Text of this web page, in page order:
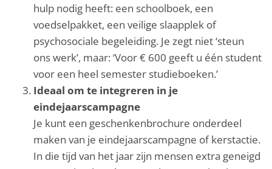
hulp nodig heeft: een schoolboek, een
voedselpakket, een veilige slaapplek of
psychosociale begeleiding. Je zegt niet ‘steun
ons werk’, maar: ‘Voor € 600 geeft u één student
voor een heel semester studieboeken.’
Ideaal om te integreren in je
eindejaarscampagne
Je kunt een geschenkenbrochure onderdeel
maken van je eindejaarscampagne of kerstactie.
In die tijd van het jaar zijn mensen extra geneigd